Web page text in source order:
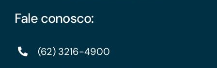
Fale conosco:
(62) 3216-4900